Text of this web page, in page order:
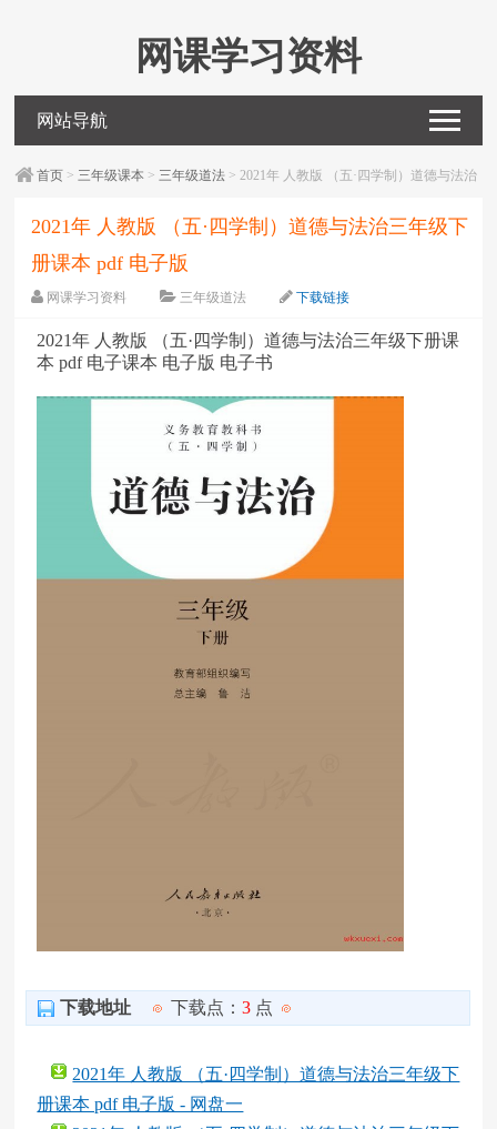
网课学习资料
网站导航
首页 > 三年级课本 > 三年级道法 > 2021年 人教版 （五·四学制）道德与法治
2021年 人教版 （五·四学制）道德与法治三年级下
册课本 pdf 电子版
网课学习资料 三年级道法
下载链接
2021年 人教版 （五·四学制）道德与法治三年级下册课
本 pdf 电子课本 电子版 电子书
下载地址 下载点：3 点
2021年 人教版 （五·四学制）道德与法治三年级下
册课本 pdf 电子版 - 网盘一